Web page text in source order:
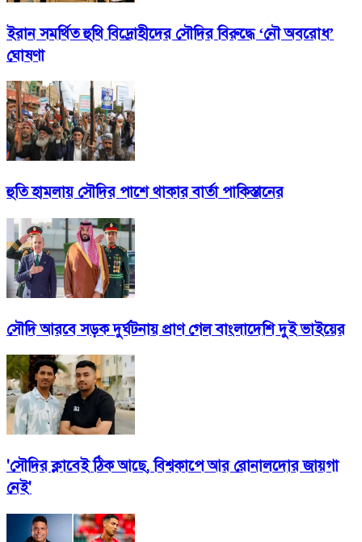
ইরান সমর্থিত হুথি বিদ্রোহীদের সৌদির বিরুদ্ধে ‘নৌ অবরোধ’
ঘোষণা
হুতি হামলায় সৌদির পাশে থাকার বার্তা পাকিস্তানের
সৌদি আরবে সড়ক দুর্ঘটনায় প্রাণ গেল বাংলাদেশি দুই ভাইয়ের
'সৌদির ক্লাবেই ঠিক আছে, বিশ্বকাপে আর রোনালদোর জায়গা
নেই'